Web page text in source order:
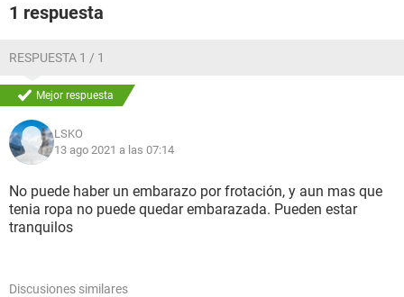
1 respuesta
RESPUESTA 1 / 1
Mejor respuesta
LSKO
13 ago 2021 a las 07:14
No puede haber un embarazo por frotación, y aun mas que
tenia ropa no puede quedar embarazada. Pueden estar
tranquilos
Discusiones similares